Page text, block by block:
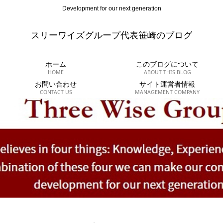
Development for our next generation
スリーワイズグループ代表笹崎のブログ
ホーム
HOME
このブログについて
ABOUT THIS BLOG
お問い合わせ
CONTACT US
サイト運営者情報
MANAGEMENT COMPANY